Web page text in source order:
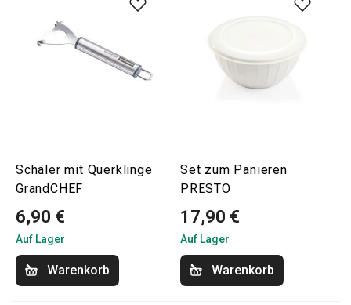
Schäler mit Querklinge
GrandCHEF
6,90 €
Auf Lager
Warenkorb
Set zum Panieren
PRESTO
17,90 €
Auf Lager
Warenkorb